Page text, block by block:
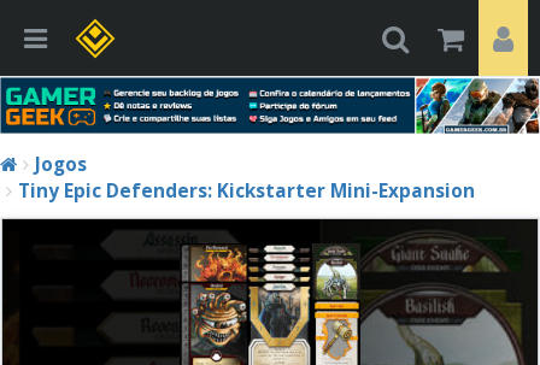
Jogos
Tiny Epic Defenders: Kickstarter Mini-Expansion